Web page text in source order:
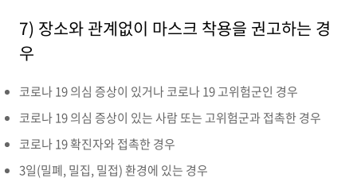
7) 장소와 관계없이 마스크 착용을 권고하는 경
우
코로나 19 의심 증상이 있거나 코로나 19 고위험군인 경우
코로나 19 의심 증상이 있는 사람 또는 고위험군과 접촉한 경우
코로나 19 확진자와 접촉한 경우
3일(밀폐, 밀집, 밀접) 환경에 있는 경우